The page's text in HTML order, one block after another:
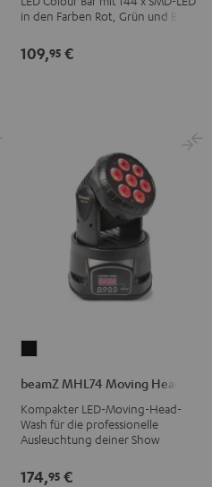
LED-
Schwarz
in den Farben Rot, Grün und Blau
109,95 €
Moving
Head
Schwarz
beamZ MHL74 Moving Head
Kompakter LED-Moving-Head-
Wash für die professionelle
Ausleuchtung deiner Show
174,95 €